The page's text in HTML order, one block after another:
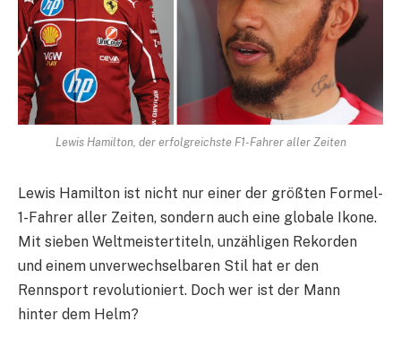
Lewis Hamilton, der erfolgreichste F1-Fahrer aller Zeiten
Lewis Hamilton ist nicht nur einer der größten Formel-
1-Fahrer aller Zeiten, sondern auch eine globale Ikone.
Mit sieben Weltmeistertiteln, unzähligen Rekorden
und einem unverwechselbaren Stil hat er den
Rennsport revolutioniert. Doch wer ist der Mann
hinter dem Helm?